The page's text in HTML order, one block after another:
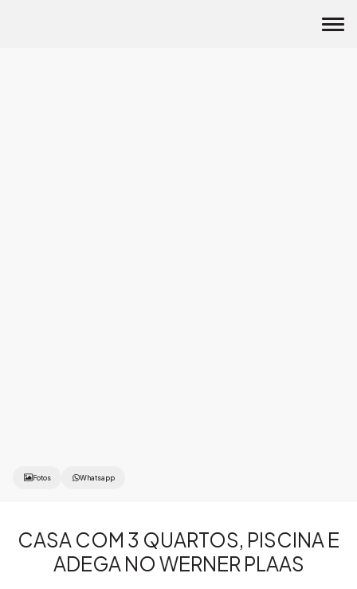
Fotos Whatsapp
CASA COM 3 QUARTOS, PISCINA E
ADEGA NO WERNER PLAAS